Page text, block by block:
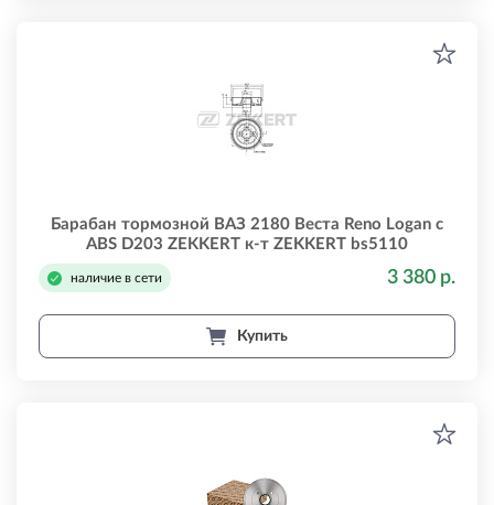
Барабан тормозной ВАЗ 2180 Веста Reno Logan с
ABS D203 ZEKKERT к-т ZEKKERT bs5110
наличие в сети 3 380 р.
Купить